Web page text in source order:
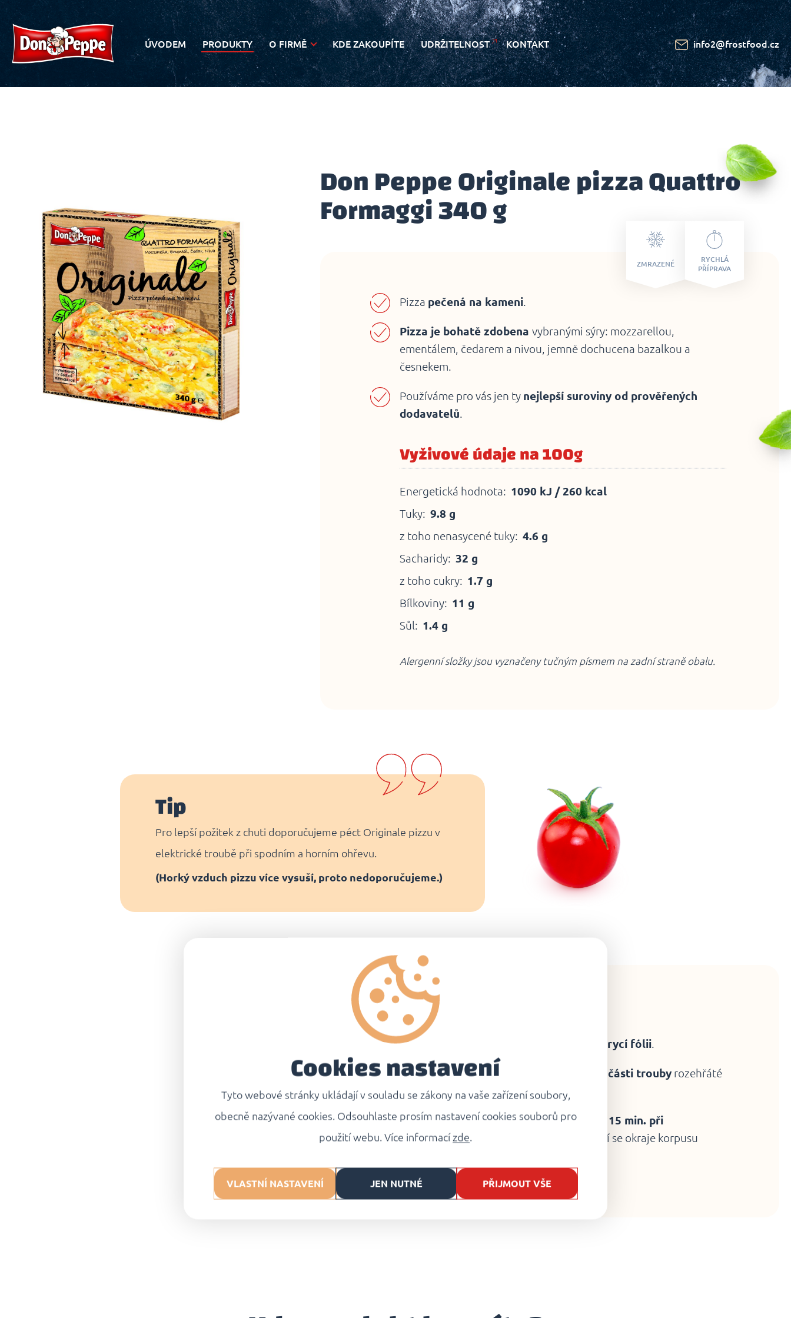
ÚVODEM PRODUKTY O FIRMĚ
NOVINKY
KDE ZAKOUPÍTE UDRŽITELNOST KONTAKT info2@frostfood.cz
Don Peppe Originale pizza Quattro
Formaggi 340 g
Pizza pečená na kameni.
Pizza je bohatě zdobena vybranými sýry: mozzarellou,
ementálem, čedarem a nivou, jemně dochucena bazalkou a
česnekem.
Používáme pro vás jen ty nejlepší suroviny od prověřených
dodavatelů.
Vyživové údaje na 100g
Energetická hodnota: 1090 kJ / 260 kcal
Tuky: 9.8 g
z toho nenasycené tuky: 4.6 g
Sacharidy: 32 g
z toho cukry: 1.7 g
Bílkoviny: 11 g
Sůl: 1.4 g
Alergenní složky jsou vyznačeny tučným písmem na zadní straně obalu.
ZMRAZENÉ
RYCHLÁ
PŘÍPRAVA
Tip
Pro lepší požitek z chuti doporučujeme péct Originale pizzu v
elektrické troubě při spodním a horním ohřevu.
(Horký vzduch pizzu více vysuší, proto nedoporučujeme.)
Návod na přípravu
Před vlastní přípravou z pizzy odstraňte krycí fólii.
Pizzu vložtena vyhřátý plech do střední části trouby rozehřáté
na požadovanou teplotu.
Pečte v elektrické troubě přibližně 11 - 15 min. při
200 °C, dokud se nerozteče sýr a nezabarví se okraje korpusu
Cookies nastavení
Tyto webové stránky ukládají v souladu se zákony na vaše zařízení soubory,
obecně nazývané cookies. Odsouhlaste prosím nastavení cookies souborů pro
použití webu. Více informací zde.
VLASTNÍ NASTAVENÍ JEN NUTNÉ PŘIJMOUT VŠE